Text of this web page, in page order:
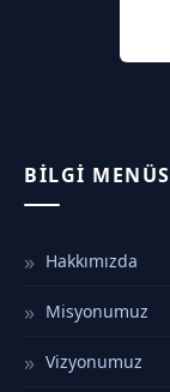
BILGI
Hakkımızda
Misyonumuz
Vizyonumuz